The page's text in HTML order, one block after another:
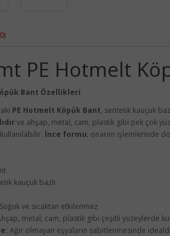
PE Hotmelt
Bant Özellikleri
PE Hotmelt Köpük Bant, sentetik kauçuk
ve ahşap, metal, cam, plastik gibi pek çok
İnce formu, onarım işlemlerinde
kauçuk bazlı
Soğuk ve sıcaktan etkilenmez
metal, cam, plastik gibi çeşitli yüzeylerde
Ağır olmayan eşyaların sabitlenmesinde